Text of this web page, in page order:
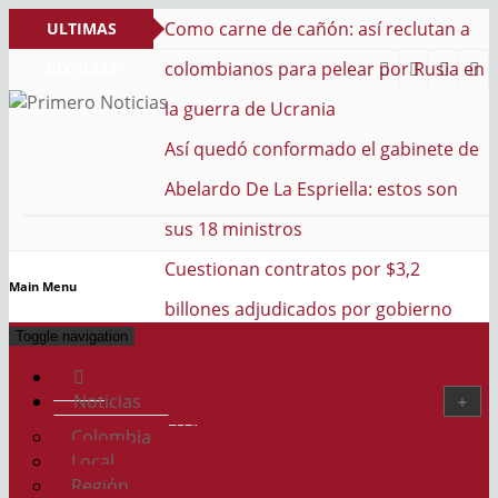
ULTIMAS
así reclutan a
Guajira
su talento: la
a una nueva
PRIMERO NOTICIAS
El mejor portal web de noticias de Barranquilla
Main Menu
Toggle navigation
Noticias
Colombia
Local
Región